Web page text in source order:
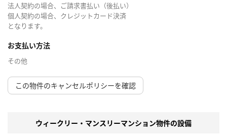
法人契約の場合、ご請求書払い（後払い）
個人契約の場合、クレジットカード決済
となります。
お支払い方法
その他
この物件のキャンセルポリシーを確認
ウィークリー・マンスリーマンション物件の設備